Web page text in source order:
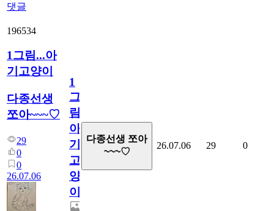
댓글
196534
1그림...아
기고양이
다종선생
쪼아~~~♡
29
0
0
26.07.06
1
그
림...
아
기
고
양
이
다종선생 쪼아
~~~♡
26.07.06 29 0